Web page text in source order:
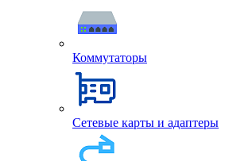
Коммутаторы
Сетевые карты и адаптеры